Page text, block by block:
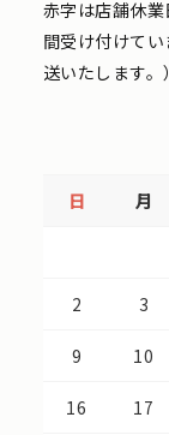
赤字は店舗休
間受け付けて
送いたします。）
日 月
2 3
9 10
16 17